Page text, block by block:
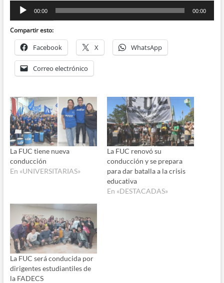
Reproductor
audio
00:00 00:00
Compartir esto:
Facebook X WhatsApp
Correo electrónico
La FUC tiene nueva
conducción
En «UNIVERSITARIAS»
La FUC renovó su
conducción y se prepara
para dar batalla a la crisis
educativa
En «DESTACADAS»
La FUC será conducida por
dirigentes estudiantiles de
la FADECS